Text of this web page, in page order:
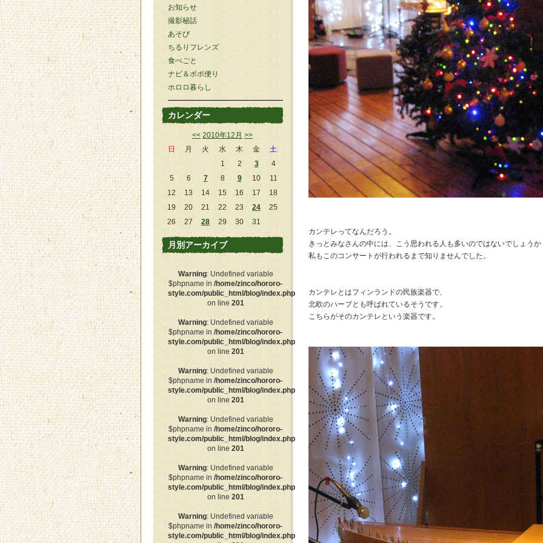
お知らせ
撮影秘話
あそび
ちるりフレンズ
食べごと
ナビ＆ポポ便り
ホロロ暮らし
カレンダー
<< 2010年12月 >>
日
月 火 水 木 金
土
1
2 3
4
5
6 7 8 9 10
11
12
13 14 15 16 17
18
19
20 21 22 23 24
25
26
27 28 29 30 31
月別アーカイブ
Warning: Undefined variable
$phpname in /home/zinco/hororo-
style.com/public_html/blog/index.php
on line 201
Warning: Undefined variable
$phpname in /home/zinco/hororo-
style.com/public_html/blog/index.php
on line 201
Warning: Undefined variable
$phpname in /home/zinco/hororo-
style.com/public_html/blog/index.php
on line 201
Warning: Undefined variable
$phpname in /home/zinco/hororo-
style.com/public_html/blog/index.php
on line 201
Warning: Undefined variable
$phpname in /home/zinco/hororo-
style.com/public_html/blog/index.php
on line 201
Warning: Undefined variable
$phpname in /home/zinco/hororo-
style.com/public_html/blog/index.php
カンテレってなんだろう。
きっとみなさんの中には、こう思われる人も多いのではないでしょうか
私もこのコンサートが行われるまで知りませんでした。
カンテレとはフィンランドの民族楽器で、
北欧のハーブとも呼ばれているそうです。
こちらがそのカンテレという楽器です。